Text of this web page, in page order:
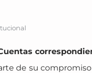
de su